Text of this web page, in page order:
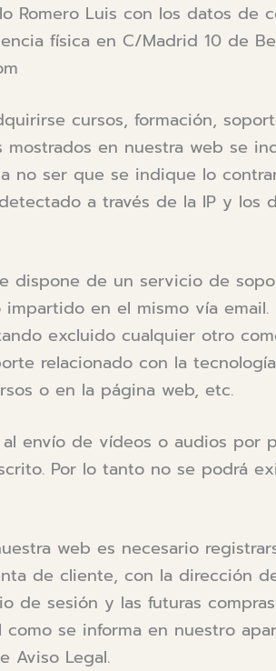
Romero Luis con los datos de
física en C/Madrid 10 de
cursos, formación,
en nuestra web se
no ser que se indique lo
a través de la IP y los
dispone de un servicio de
en el mismo vía email.
excluido cualquier otro
relacionado con la
o en la página web, etc.
envío de vídeos o audios por
Por lo tanto no se podrá
web es necesario
de cliente, con la dirección
de sesión y las futuras
se informa en nuestro
Aviso Legal.